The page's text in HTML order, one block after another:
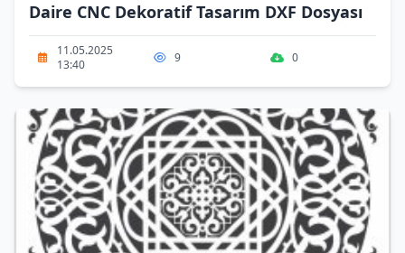
Daire CNC Dekoratif Tasarım DXF Dosyası
11.05.2025
13:40
9 0